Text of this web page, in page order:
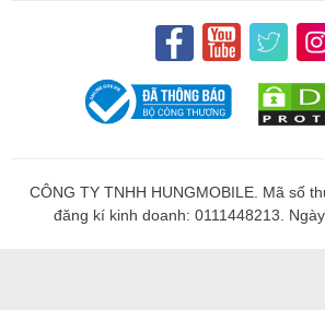
CÔNG TY TNHH HUNGMOBILE. Mã số
đăng kí kinh doanh: 0111448213.